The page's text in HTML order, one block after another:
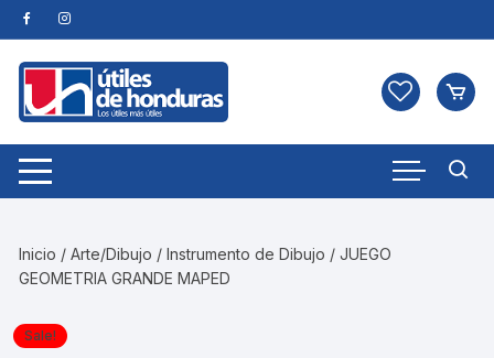
Skip
to
content
Inicio /Arte/Dibujo /Instrumento de Dibujo / JUEGO
GEOMETRIA GRANDE MAPED
Sale!